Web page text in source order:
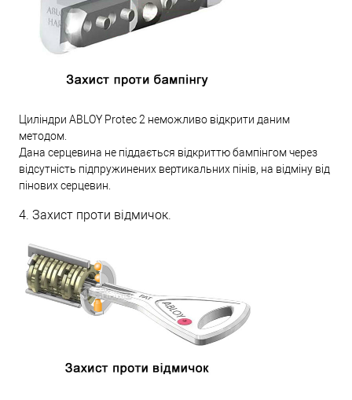
Циліндри ABLOY Protec 2 неможливо відкрити даним
методом.
Дана серцевина не піддається відкриттю бампінгом через
відсутність підпружинених вертикальних пінів, на відміну від
пінових серцевин.
4. Захист проти відмичок.